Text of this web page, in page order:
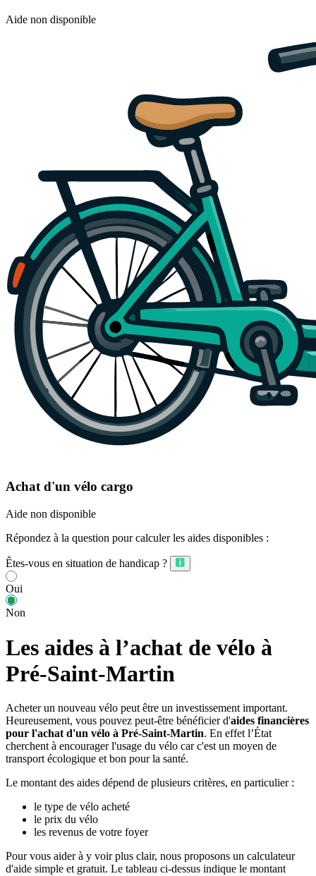
Aide non disponible
Achat d'un vélo cargo
Aide non disponible
Répondez à la question pour calculer les aides disponibles :
Êtes-vous en situation de handicap ?
Oui
Non
Les aides à l’achat de vélo à
Pré-Saint-Martin
Acheter un nouveau vélo peut être un investissement important.
Heureusement, vous pouvez peut-être bénéficier d'aides financières
pour l'achat d'un vélo à Pré-Saint-Martin. En effet l’État
cherchent à encourager l'usage du vélo car c'est un moyen de
transport écologique et bon pour la santé.
Le montant des aides dépend de plusieurs critères, en particulier :
le type de vélo acheté
le prix du vélo
les revenus de votre foyer
Pour vous aider à y voir plus clair, nous proposons un calculateur
d'aide simple et gratuit. Le tableau ci-dessus indique le montant